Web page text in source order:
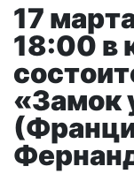
17
18:00 в
«Замок